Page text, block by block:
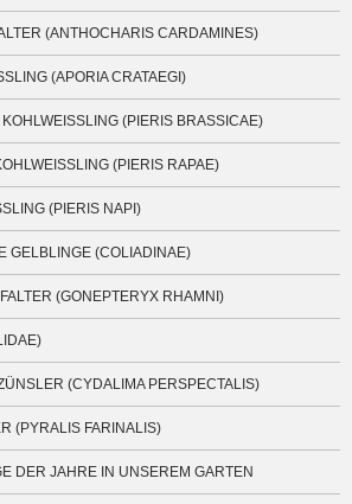
(ANTHOCHARIS CARDAMINES)
(APORIA CRATAEGI)
(PIERIS BRASSICAE)
(PIERIS RAPAE)
(PIERIS NAPI)
GELBLINGE (COLIADINAE)
(GONEPTERYX RHAMNI)
(CYDALIMA PERSPECTALIS)
(PYRALIS FARINALIS)
DER JAHRE IN UNSEREM GARTEN